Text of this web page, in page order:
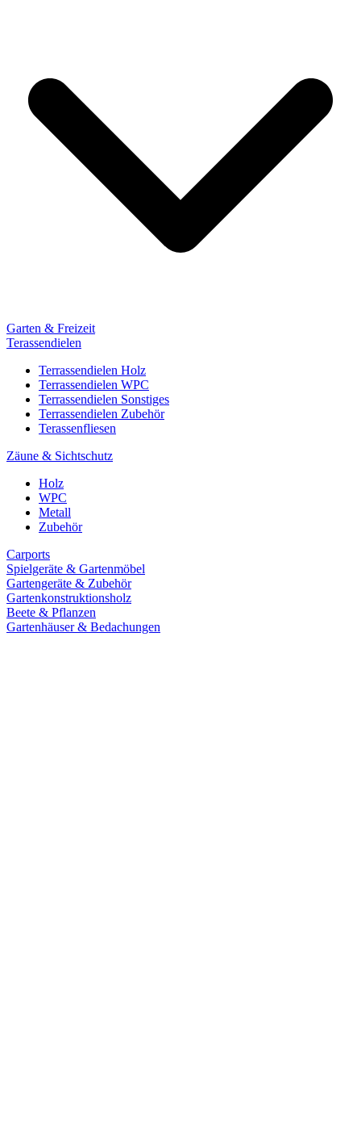
Garten & Freizeit
Terassendielen
Terrassendielen Holz
Terrassendielen WPC
Terrassendielen Sonstiges
Terrassendielen Zubehör
Terassenfliesen
Zäune & Sichtschutz
Holz
WPC
Metall
Zubehör
Carports
Spielgeräte & Gartenmöbel
Gartengeräte & Zubehör
Gartenkonstruktionsholz
Beete & Pflanzen
Gartenhäuser & Bedachungen